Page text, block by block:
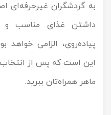
به گردشگران غیرحرفه‌ای
پیاده‌روی، الزامی خواهد
این است که پس از
ماهر همراه‌تان ببرید.